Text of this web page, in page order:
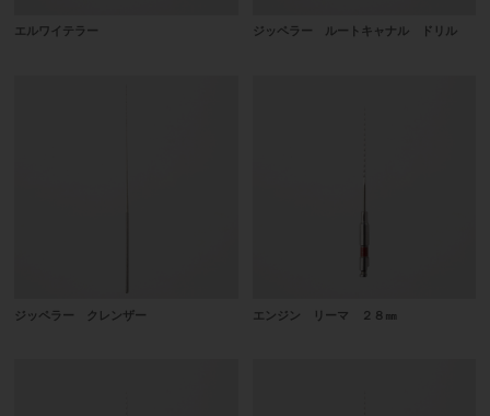
エルワイテラー ジッペラー ルートキャナル ドリル
ジッペラー クレンザー エンジン リーマ ２８㎜